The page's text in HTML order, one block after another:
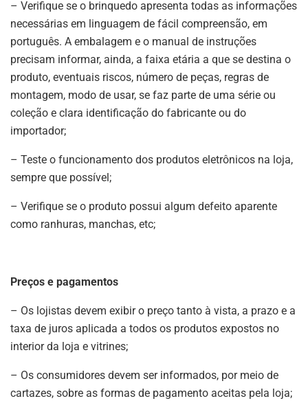
– Verifique se o brinquedo apresenta todas as informações
necessárias em linguagem de fácil compreensão, em
português. A embalagem e o manual de instruções
precisam informar, ainda, a faixa etária a que se destina o
produto, eventuais riscos, número de peças, regras de
montagem, modo de usar, se faz parte de uma série ou
coleção e clara identificação do fabricante ou do
importador;
– Teste o funcionamento dos produtos eletrônicos na loja,
sempre que possível;
– Verifique se o produto possui algum defeito aparente
como ranhuras, manchas, etc;
Preços e pagamentos
– Os lojistas devem exibir o preço tanto à vista, a prazo e a
taxa de juros aplicada a todos os produtos expostos no
interior da loja e vitrines;
– Os consumidores devem ser informados, por meio de
cartazes, sobre as formas de pagamento aceitas pela loja;